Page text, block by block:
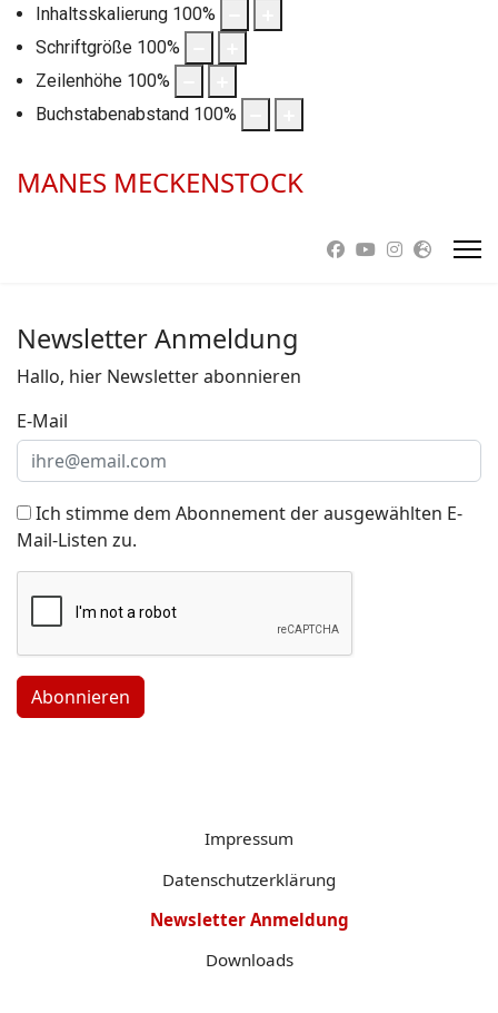
Inhaltsskalierung 100%
Schriftgröße 100%
Zeilenhöhe 100%
Buchstabenabstand 100%
MANES MECKENSTOCK
Newsletter Anmeldung
Hallo, hier Newsletter abonnieren
E-Mail
Ich stimme dem Abonnement der ausgewählten E-
Mail-Listen zu.
Abonnieren
Impressum
Datenschutzerklärung
Newsletter Anmeldung
Downloads